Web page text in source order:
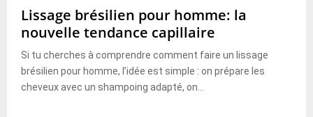
Lissage brésilien pour homme: la
nouvelle tendance capillaire
Si tu cherches à comprendre comment faire un lissage
brésilien pour homme, l’idée est simple : on prépare les
cheveux avec un shampoing adapté, on...